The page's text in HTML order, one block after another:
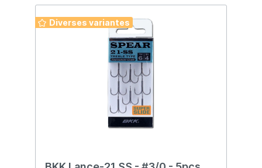
forme, qui s'ajuste parfaitement à l'angle
de la mâchoire d'un brochet ou d'un
sandre.
Diverses variantes